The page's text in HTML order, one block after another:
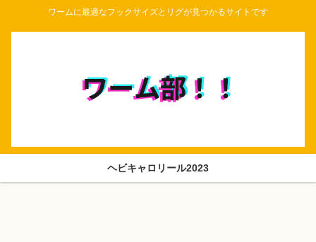
ワームに最適なフックサイズとリグが見つかるサイトです
ヘビキャロリール2023